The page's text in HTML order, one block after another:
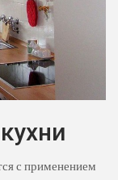
с применением